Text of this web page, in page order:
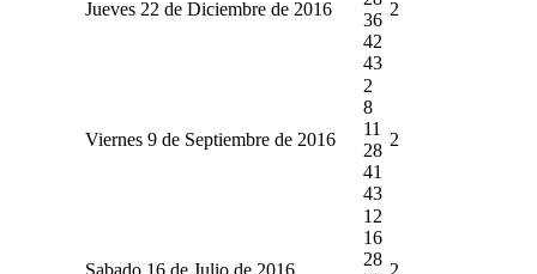
Jueves 22 de Diciembre de 2016
36
42
43
2
Viernes 9 de Septiembre de 2016
2
8
11
28
41
43
2
Sabado 16 de Julio de 2016
12
16
28
2